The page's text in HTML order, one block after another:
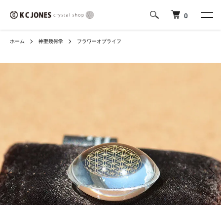
0
ホーム 神聖幾何学 フラワーオブライフ